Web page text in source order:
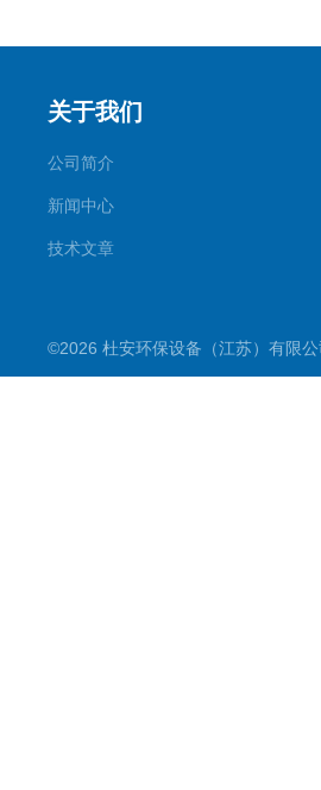
关于我们
公司简介
新闻中心
技术文章
©2026 杜安环保设备（江苏）有